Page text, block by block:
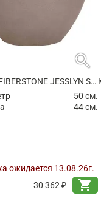
search
КАШПО FIBERSTONE JESSLYN S, TAUPE
50 см.
44 см.
ожидается 13.08.26г.
30 362 ₽
shopping_cart